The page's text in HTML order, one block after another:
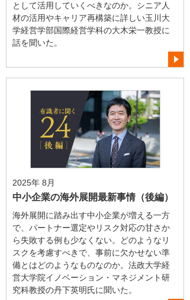
として活用していくべきなのか。シニア人
材の活用やキャリア再構築に詳しい玉川大
学経営学部国際経営学科の大木栄一教授に
話を聞いた。
2025年 8月
中小企業の海外展開最新事情（後編）
海外展開に踏み出す中小企業が増える一方
で、パートナー選定やリスク対応の甘さか
ら失敗する例も少なくない。どのようなリ
スクを考慮すべきで、事前に欠かせない準
備とはどのようなものなのか。法政大学経
営大学院イノベーション・マネジメント研
究科教授の丹下英明氏に聞いた。